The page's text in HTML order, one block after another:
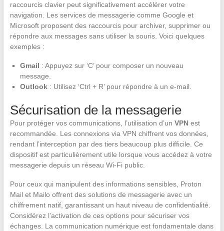
raccourcis clavier peut significativement accélérer votre
navigation. Les services de messagerie comme Google et
Microsoft proposent des raccourcis pour archiver, supprimer ou
répondre aux messages sans utiliser la souris. Voici quelques
exemples :
Gmail : Appuyez sur ‘C’ pour composer un nouveau
message.
Outlook: Utilisez ‘Ctrl + R’ pour répondre à un e-mail.
Sécurisation de la messagerie
Pour protéger vos communications, l’utilisation d’un VPNest
recommandée. Les connexions via VPN chiffrent vos données,
rendant l’interception par des tiers beaucoup plus difficile. Ce
dispositif est particulièrement utile lorsque vous accédez à votre
messagerie depuis un réseau Wi-Fi public.
Pour ceux qui manipulent des informations sensibles, Proton
Mail et Mailo offrent des solutions de messagerie avec un
chiffrement natif, garantissant un haut niveau de confidentialité.
Considérez l’activation de ces options pour sécuriser vos
échanges. La communication numérique est fondamentale dans